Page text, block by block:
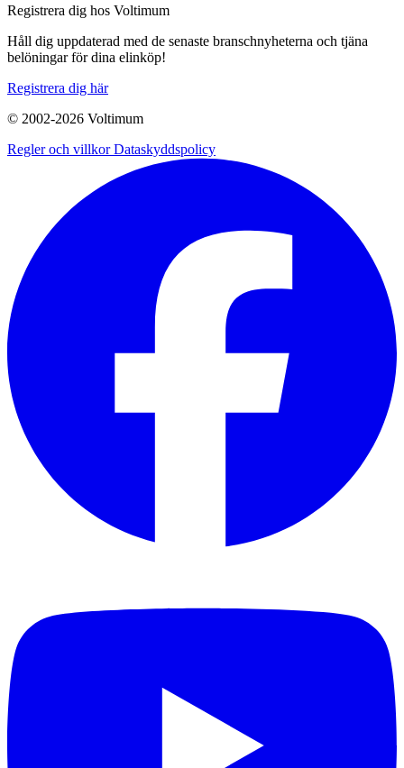
Registrera dig hos Voltimum
Håll dig uppdaterad med de senaste branschnyheterna och tjäna
belöningar för dina elinköp!
Registrera dig här
© 2002-2026 Voltimum
Regler och villkorDataskyddspolicy